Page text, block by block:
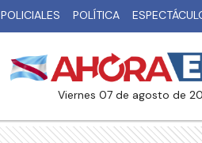
POLICIALES POLÍTICA
viernes 07 de agosto de